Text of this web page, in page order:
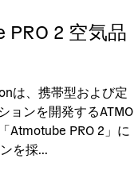
2 空気品
は、携帯型および定
ョンを開発するATMO
Atmotube PRO 2」に
を採...